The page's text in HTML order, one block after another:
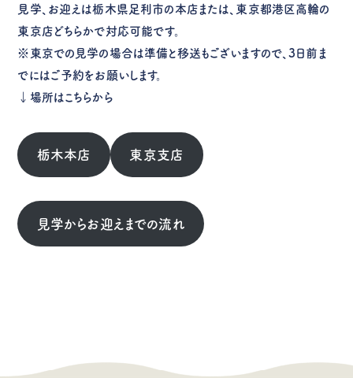
見学、お迎えは栃木県足利市の本店または、東京都港区高輪の
東京店どちらかで対応可能です。
※東京での見学の場合は準備と移送もございますので、3日前ま
でにはご予約をお願いします。
↓場所はこちらから
栃木本店 東京支店
見学からお迎えまでの流れ